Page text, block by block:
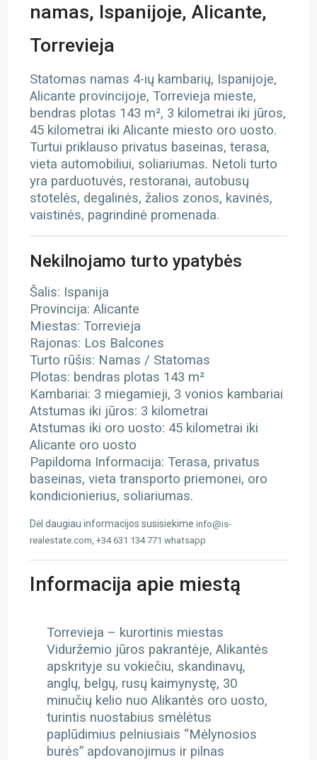
namas, Ispanijoje, Alicante,
Torrevieja
Statomas namas 4-ių kambarių, Ispanijoje,
Alicante provincijoje, Torrevieja mieste,
bendras plotas 143 m², 3 kilometrai iki jūros,
45 kilometrai iki Alicante miesto oro uosto.
Turtui priklauso privatus baseinas, terasa,
vieta automobiliui, soliariumas. Netoli turto
yra parduotuvės, restoranai, autobusų
stotelės, degalinės, žalios zonos, kavinės,
vaistinės, pagrindinė promenada.
Nekilnojamo turto ypatybės
Šalis: Ispanija
Provincija: Alicante
Miestas: Torrevieja
Rajonas: Los Balcones
Turto rūšis: Namas / Statomas
Plotas: bendras plotas 143 m²
Kambariai: 3 miegamieji, 3 vonios kambariai
Atstumas iki jūros: 3 kilometrai
Atstumas iki oro uosto: 45 kilometrai iki
Alicante oro uosto
Papildoma Informacija: Terasa, privatus
baseinas, vieta transporto priemonei, oro
kondicionierius, soliariumas.
Dėl daugiau informacijos susisiekime info@is-
realestate.com, +34 631 134 771 whatsapp
Informacija apie miestą
Torrevieja – kurortinis miestas
Viduržemio jūros pakrantėje, Alikantės
apskrityje su vokiečiu, skandinavų,
anglų, belgų, rusų kaimynystę, 30
minučių kelio nuo Alikantės oro uosto,
turintis nuostabius smėlėtus
paplūdimius pelniusiais “Mėlynosios
burės” apdovanojimus ir pilnas